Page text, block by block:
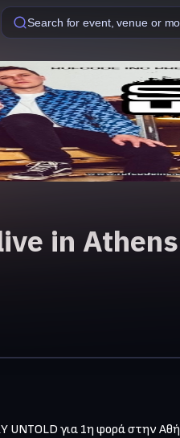
Search for event, venue or
in Athens
UNTOLD για 1η φορά στην